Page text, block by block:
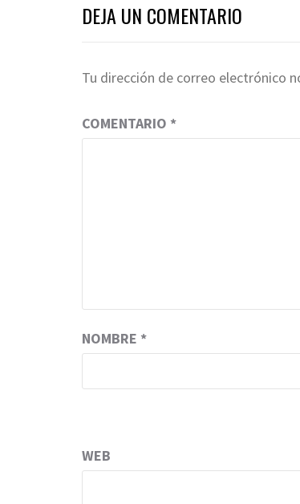
DEJA UN COMENTARIO
Tu dirección de correo electrónico
COMENTARIO *
NOMBRE *
WEB